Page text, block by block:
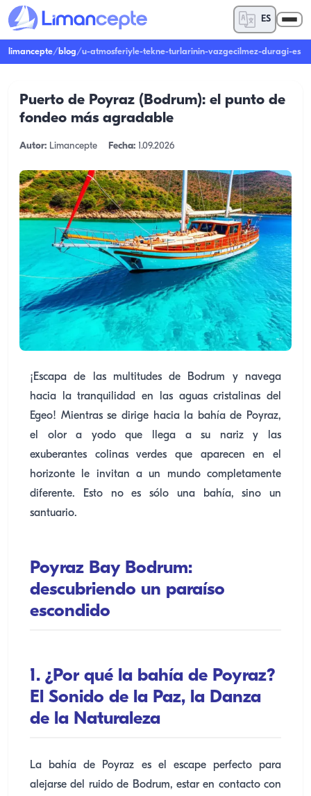
ES
limancepte/blog/u-atmosferiyle-tekne-turlarinin-vazgecilmez-duragi-es
Puerto de Poyraz (Bodrum): el punto de
fondeo más agradable
Autor: Limancepte Fecha: 1.09.2026
¡Escapa de las multitudes de Bodrum y navega
hacia la tranquilidad en las aguas cristalinas del
Egeo! Mientras se dirige hacia la bahía de Poyraz,
el olor a yodo que llega a su nariz y las
exuberantes colinas verdes que aparecen en el
horizonte le invitan a un mundo completamente
diferente. Esto no es sólo una bahía, sino un
santuario.
Poyraz Bay Bodrum:
descubriendo un paraíso
escondido
1. ¿Por qué la bahía de Poyraz?
El Sonido de la Paz, la Danza
de la Naturaleza
La bahía de Poyraz es el escape perfecto para
alejarse del ruido de Bodrum, estar en contacto con